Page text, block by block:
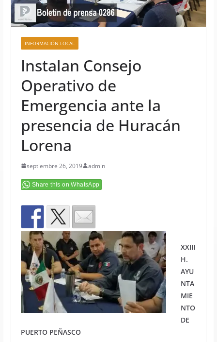
INFORMACIÓN LOCAL
Instalan Consejo
Operativo de
Emergencia ante la
presencia de Huracán
Lorena
septiembre 26, 2019 admin
Share this on WhatsApp
XXIII
H.
AYU
NTA
MIE
NTO
DE
PUERTO PEÑASCO